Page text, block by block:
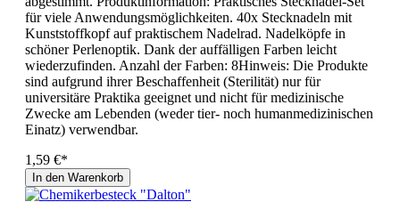
für viele Anwendungsmöglichkeiten. 40x Stecknadeln mit
Kunststoffkopf auf praktischem Nadelrad. Nadelköpfe in
schöner Perlenoptik. Dank der auffälligen Farben leicht
wiederzufinden. Anzahl der Farben: 8Hinweis: Die Produkte
sind aufgrund ihrer Beschaffenheit (Sterilität) nur für
universitäre Praktika geeignet und nicht für medizinische
Zwecke am Lebenden (weder tier- noch humanmedizinischen
Einatz) verwendbar.
1,59 €*
In den Warenkorb